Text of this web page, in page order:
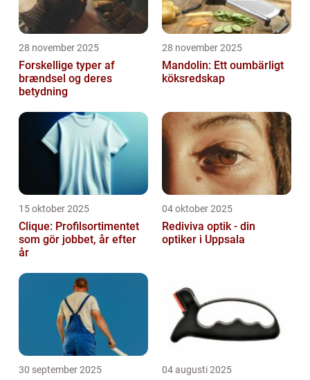
28 november 2025
Forskellige typer af
brændsel og deres
betydning
28 november 2025
Mandolin: Ett oumbärligt
köksredskap
15 oktober 2025
Clique: Profilsortimentet
som gör jobbet, år efter
år
04 oktober 2025
Rediviva optik - din
optiker i Uppsala
30 september 2025 04 augusti 2025